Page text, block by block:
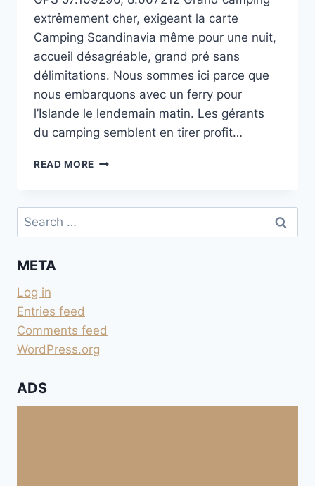
extrêmement cher, exigeant la carte
Camping Scandinavia même pour une nuit,
accueil désagréable, grand pré sans
délimitations. Nous sommes ici parce que
nous embarquons avec un ferry pour
l’Islande le lendemain matin. Les gérants
du camping semblent en tirer profit…
READ MORE HANSTHOLM
Search
for:
META
Log in
Entries feed
Comments feed
WordPress.org
ADS